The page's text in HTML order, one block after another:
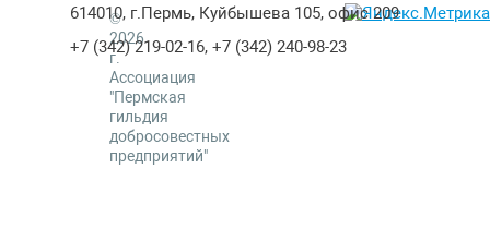
614010, г.Пермь, Куйбышева 105, офис 209
+7 (342) 219-02-16, +7 (342) 240-98-23
©
2026
г.
Ассоциация
"Пермская
гильдия
добросовестных
предприятий"